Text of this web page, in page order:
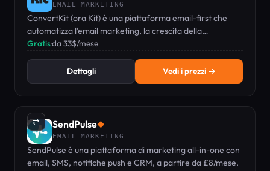
EMAIL MARKETING
ConvertKit (ora Kit) è una piattaforma email-first che
automatizza l'email marketing, la crescita della
newsletter e la vendita di prodotti digitali per creator.
Gratis·da 33$/mese
Dettagli Vedi i prezzi →
⇄ SendPulse◆
EMAIL MARKETING
SendPulse è una piattaforma di marketing all-in-one con
email, SMS, notifiche push e CRM, a partire da £8/mese.